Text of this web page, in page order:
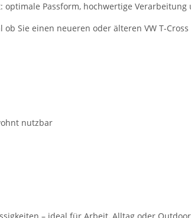
Passform, hochwertige
Sie einen neueren oder älteren VW T-
nutzbar